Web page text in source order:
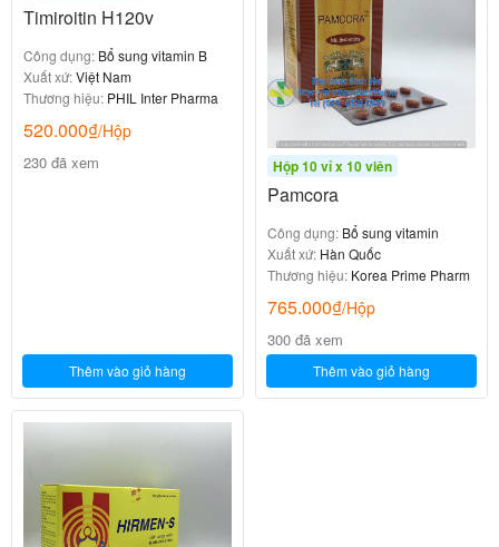
Timiroitin H120v
Công dụng: Bổ sung vitamin B
Xuất xứ:Việt Nam
Thương hiệu: PHIL Inter Pharma
520.000₫/Hộp
230 đã xem
Thêm vào giỏ hàng
Hộp 10 vỉ x 10 viên
Pamcora
Công dụng: Bổ sung vitamin
Xuất xứ: Hàn Quốc
Thương hiệu: Korea Prime Pharm
765.000₫/Hộp
300 đã xem
Thêm vào giỏ hàng